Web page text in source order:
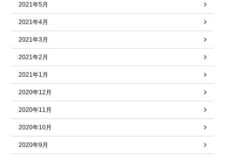
2021年5月
2021年4月
2021年3月
2021年2月
2021年1月
2020年12月
2020年11月
2020年10月
2020年9月